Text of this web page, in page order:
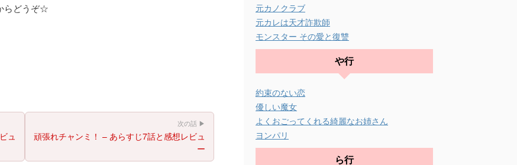
らどうぞ☆
ュ
次の話 ▶
頑張れチャンミ！ – あらすじ7話と感想レビュ
ー
元カノクラブ
元カレは天才詐欺師
モンスター その愛と復讐
や行
約束のない恋
優しい魔女
よくおごってくれる綺麗なお姉さん
ヨンパリ
ら行